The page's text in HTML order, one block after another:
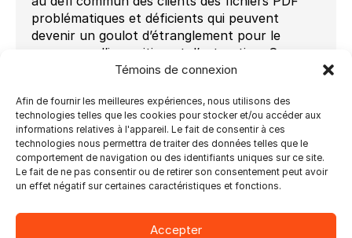
Témoins de connexion
Afin de fournir les meilleures expériences, nous utilisons des
technologies telles que les cookies pour stocker et/ou accéder aux
informations relatives à l'appareil. Le fait de consentir à ces
technologies nous permettra de traiter des données telles que le
comportement de navigation ou des identifiants uniques sur ce site.
Le fait de ne pas consentir ou de retirer son consentement peut avoir
un effet négatif sur certaines caractéristiques et fonctions.
Accepter
problématiques et déficients qui peuvent
devenir un goulot d’étranglement pour le
processus d’imposition et d’extraction. Ces
fichiers réduisent la vitesse de sortie de la
s’impriment pas du tout. Ces fichiers sont
généralement très volumineux en taille ou en
pagination et peuvent avoir des problèmes
inhérents qui ne sont pas toujours détectables
et qui peuvent étouffer n’importe quelle
presse. Avec Ultimate BetterPDF®, les fichiers
spécifiques du périphérique de sortie cible via